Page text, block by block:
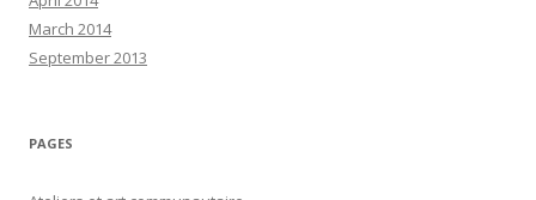
March 2014
September 2013
PAGES